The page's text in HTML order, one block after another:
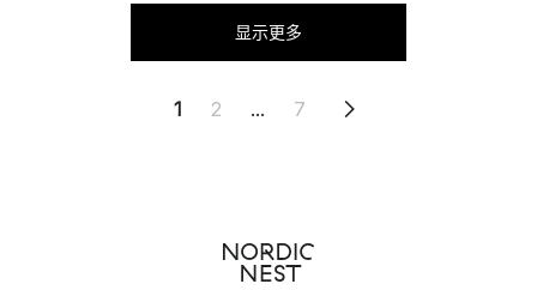
显示更多
1 2 ... 7